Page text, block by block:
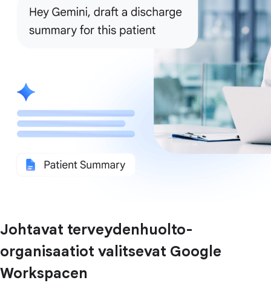
Johtavat terveydenhuolto-
organisaatiot valitsevat Google
Workspacen